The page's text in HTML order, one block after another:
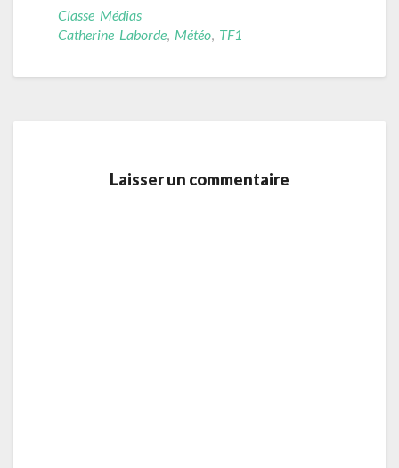
Classe Médias
Catherine Laborde, Météo, TF1
Laisser un commentaire